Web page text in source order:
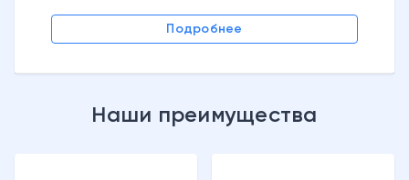
Подробнее
Наши преимущества